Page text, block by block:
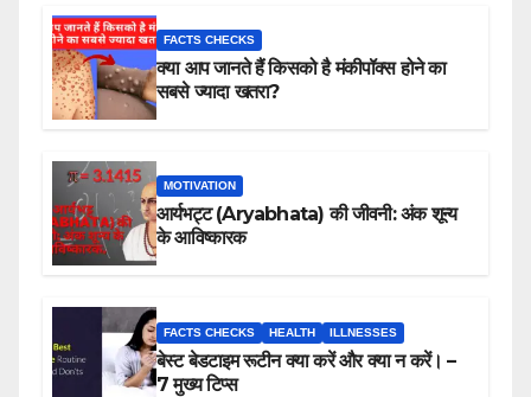
FACTS CHECKS
क्या आप जानते हैं किसको है मंकीपॉक्स होने का
सबसे ज्यादा खतरा?
MOTIVATION
आर्यभट्ट (Aryabhata) की जीवनी: अंक शून्य
के आविष्कारक
FACTS CHECKS HEALTH ILLNESSES
बेस्ट बेडटाइम रूटीन क्या करें और क्या न करें। –
7 मुख्य टिप्स